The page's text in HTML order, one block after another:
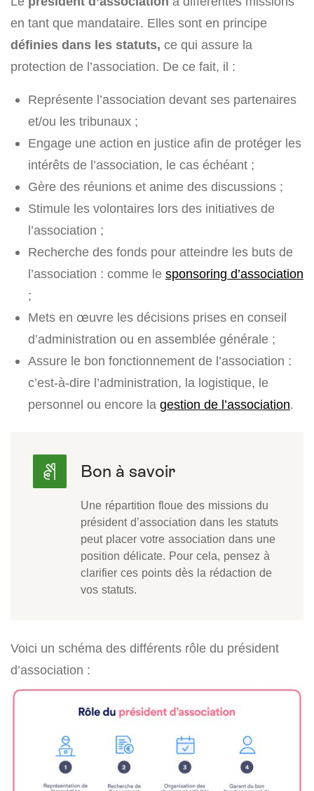
en tant que mandataire. Elles sont en principe
définies dans les statuts, ce qui assure la
protection de l’association. De ce fait, il :
Représente l’association devant ses partenaires
et/ou les tribunaux ;
Engage une action en justice afin de protéger les
intérêts de l’association, le cas échéant ;
Gère des réunions et anime des discussions ;
Stimule les volontaires lors des initiatives de
l’association ;
Recherche des fonds pour atteindre les buts de
l’association : comme le sponsoring d’association
;
Mets en œuvre les décisions prises en conseil
d’administration ou en assemblée générale ;
Assure le bon fonctionnement de l’association :
c’est-à-dire l’administration, la logistique, le
personnel ou encore la gestion de l’association.
Une répartition floue des missions du
président d’association dans les statuts
peut placer votre association dans une
position délicate. Pour cela, pensez à
clarifier ces points dès la rédaction de
vos statuts.
Voici un schéma des différents rôle du président
d’association :